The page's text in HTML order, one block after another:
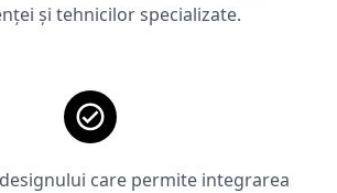
și tehnicilor specializate.
care permite integrarea